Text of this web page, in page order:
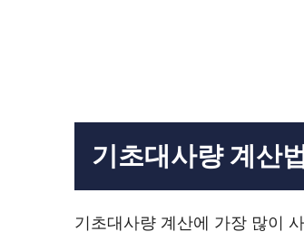
기초대사량 계산
기초대사량 계산에 가장 많이